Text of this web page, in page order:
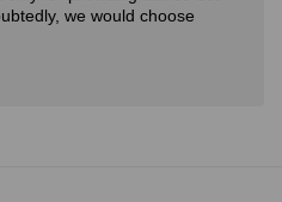
Me fue muy bien!